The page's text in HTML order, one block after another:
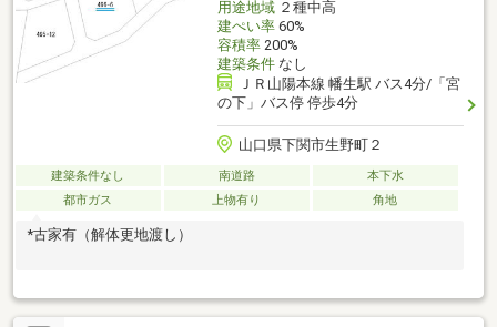
用途地域２種中高
建ぺい率60%
容積率200%
建築条件なし
ＪＲ山陽本線 幡生駅 バス4分/「宮
の下」バス停 停歩4分
山口県下関市生野町２
建築条件なし 南道路
本下水
都市ガス
上物有り 角地
*古家有（解体更地渡し）